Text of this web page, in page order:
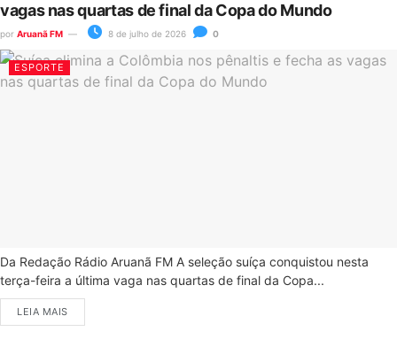
vagas nas quartas de final da Copa do Mundo
por Aruanã FM 8 de julho de 2026 0
ESPORTE
Da Redação Rádio Aruanã FM A seleção suíça conquistou nesta
terça-feira a última vaga nas quartas de final da Copa...
LEIA MAIS